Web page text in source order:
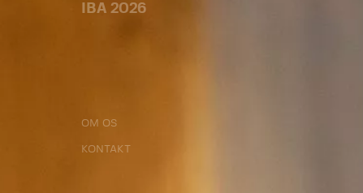
IBA 2026
OM OS
KONTAKT
IBA 2026
OM OS
KONTAKT